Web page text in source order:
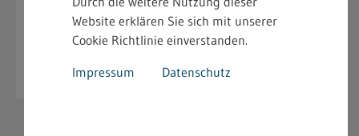
Website erklären Sie sich mit unserer
Cookie Richtlinie einverstanden.
Impressum
Datenschutz